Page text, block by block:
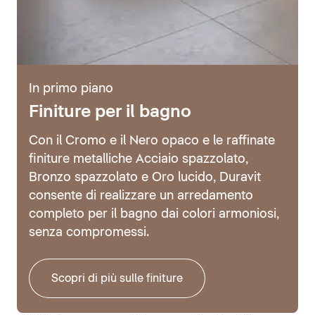
In primo piano
Finiture per il bagno
Con il Cromo e il Nero opaco e le raffinate
finiture metalliche Acciaio spazzolato,
Bronzo spazzolato e Oro lucido, Duravit
consente di realizzare un arredamento
completo per il bagno dai colori armoniosi,
senza compromessi.
Scopri di più sulle finiture